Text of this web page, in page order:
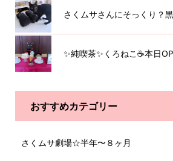
さくムサさんにそっくり？
✨純喫茶✨くろねこ☕️本日
おすすめカテゴリー
さくムサ劇場☆半年〜８ヶ月